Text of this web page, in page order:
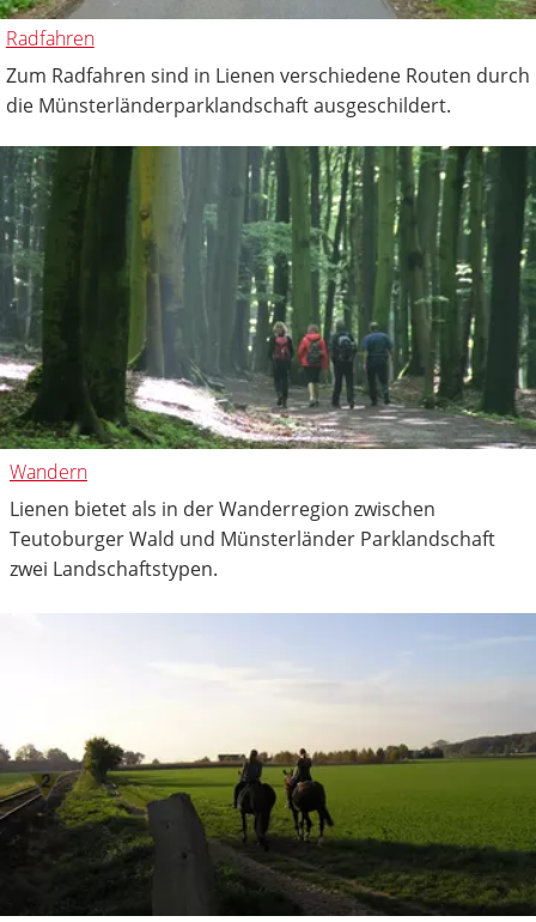
Radfahren
Zum Radfahren sind in Lienen verschiedene Routen durch
die Münsterländerparklandschaft ausgeschildert.
Wandern
Lienen bietet als in der Wanderregion zwischen
Teutoburger Wald und Münsterländer Parklandschaft
zwei Landschaftstypen.